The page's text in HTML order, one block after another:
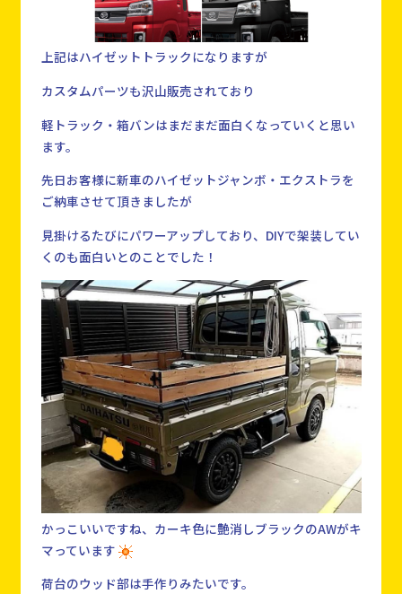
上記はハイゼットトラックになりますが
カスタムパーツも沢山販売されており
軽トラック・箱バンはまだまだ面白くなっていくと思い
ます。
先日お客様に新車のハイゼットジャンボ・エクストラを
ご納車させて頂きましたが
見掛けるたびにパワーアップしており、DIYで架装してい
くのも面白いとのことでした！
かっこいいですね、カーキ色に艶消しブラックのAWがキ
マっています
荷台のウッド部は手作りみたいです。